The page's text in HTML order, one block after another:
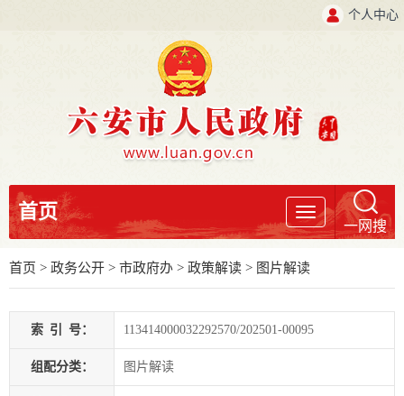
个人中心
导
航
首页
一网搜
首页 > 政务公开 > 市政府办 > 政策解读 > 图片解读
索 引 号： 113414000032292570/202501-00095
组配分类： 图片解读